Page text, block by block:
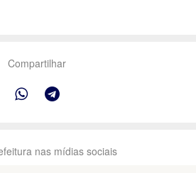
Compartilhar
nas mídias sociais